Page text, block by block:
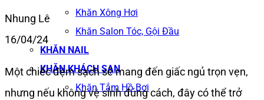
Khăn Xông Hơi
Khăn Salon Tóc, Gội Đầu
KHĂN NAIL
KHĂN KHÁCH SẠN
Khăn Tắm Hồ Bơi
Nhung Lê
16/04/24
Một chiếc đệm sạch sẽ mang đến giấc ngủ trọn vẹn,
nhưng nếu không vệ sinh đúng cách, đây có thể trở